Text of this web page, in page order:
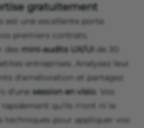
gratuitement
est une excellente porte
premiers contrats.
des mini-audits UX/UI de 30
entreprises. Analysez leur
d'amélioration et partagez
d'une session en visio . Vos
qu'ils n'ont ni le
techniques pour appliquer vos